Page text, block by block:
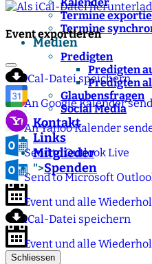
Termine
Termine
Medien
Predigten
Predigten
Predigten
Glaubensfragen
Social Media
Kontakt
Links
Mitglieder
">Spenden
Event exportieren
iCal-Datei speichern
An Google Kalender
An Yahoo Kalender
Send to Outlook Live
Send to Microsoft
Event und alle
iCal-Datei speichern
Event und alle
Schliessen